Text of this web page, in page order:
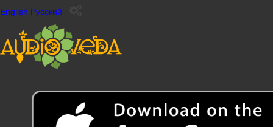
English Русский